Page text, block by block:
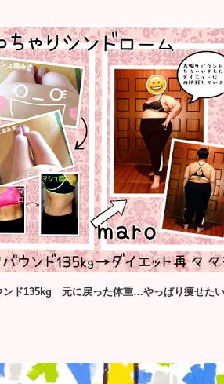
ド135kg 元に戻った体重…やっぱり痩せた